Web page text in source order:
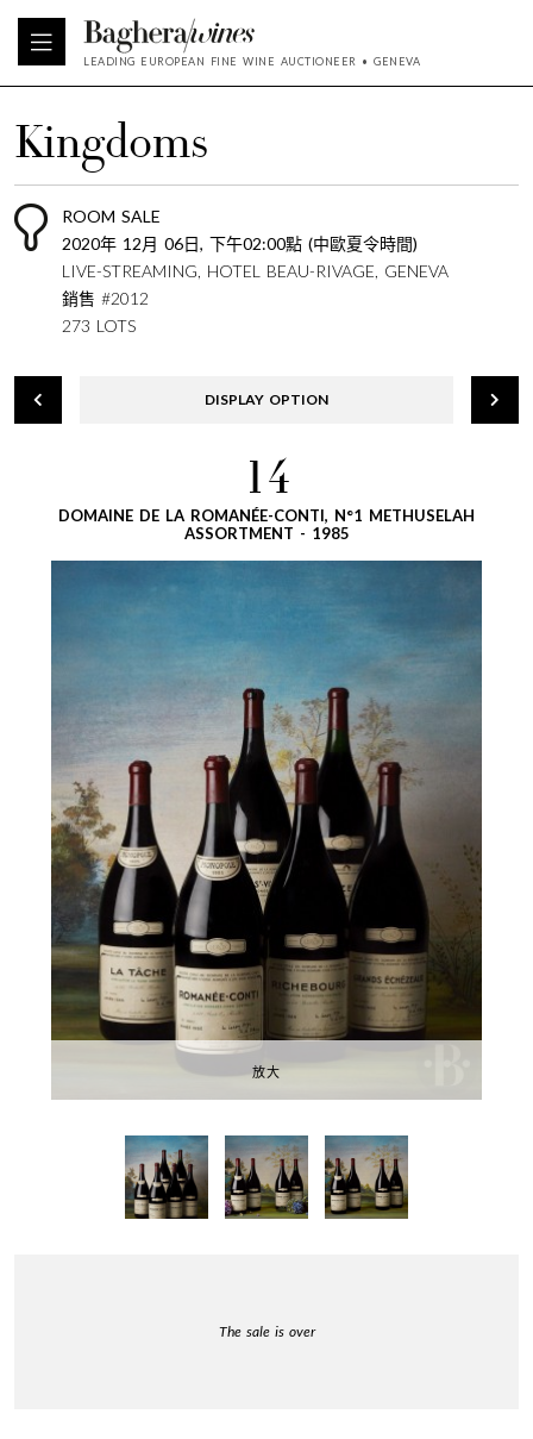
LEADING EUROPEAN FINE WINE AUCTIONEER • GENEVA
Kingdoms
ROOM SALE
2020年 12月 06日, 下午02:00點 (中歐夏令時間)
LIVE-STREAMING, HOTEL BEAU-RIVAGE, GENEVA
銷售 #2012
273 LOTS
DISPLAY OPTION
14
DOMAINE DE LA ROMANÉE-CONTI, N°1 METHUSELAH
ASSORTMENT - 1985
放大
The sale is over